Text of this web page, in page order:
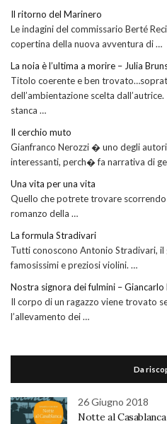
Il ritorno del Marinero
Le indagini del commissario Berté
copertina della nuova avventura di …
La noia è l’ultima a morire – Julia
Titolo coerente e ben
dell’ambientazione scelta
stanca …
Il cerchio muto
Gianfranco Nerozzi � uno degli
interessanti, perch� fa narrativa di
Una vita per una vita
Quello che potrete trovare
romanzo della …
La formula Stradivari
Tutti conoscono Antonio Stradivari, il
famosissimi e preziosi violini. …
Nostra signora dei fulmini – Giancarlo
Il corpo di un ragazzo viene trovato
l’allevamento dei …
Da
26 Giugno 2018
Notte al Casablanca